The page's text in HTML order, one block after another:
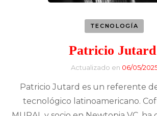
TECNOLOGÍA
Patricio Jutard
Actualizado en 06/05/
Patricio Jutard es un referente
tecnológico latinoamericano.